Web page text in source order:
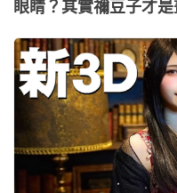
眼睛？其實禰豆子才